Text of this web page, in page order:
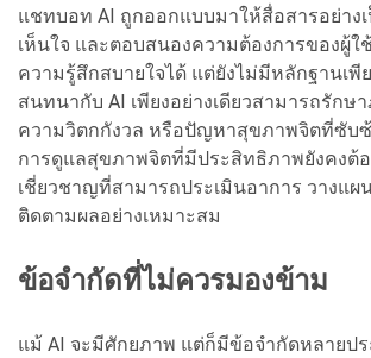
แชทบอท AI ถูกออกแบบมาให้สื่อสารอย่าง
เห็นใจ และตอบสนองความต้องการของผู้ใ
ความรู้สึกสบายใจได้ แต่ยังไม่มีหลักฐานเพี
สนทนากับ AI เพียงอย่างเดียวสามารถรักษ
ความวิตกกังวล หรือปัญหาสุขภาพจิตที่ซับ
การดูแลสุขภาพจิตที่มีประสิทธิภาพยังคงต้อ
เชี่ยวชาญที่สามารถประเมินอาการ วางแผ
ติดตามผลอย่างเหมาะสม
ข้อจำกัดที่ไม่ควรมองข้าม
แม้ AI จะมีศักยภาพ แต่ก็มีข้อจำกัดหลายปร